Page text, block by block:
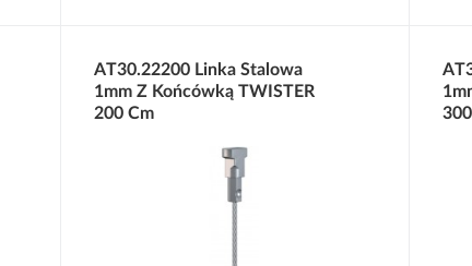
AT30.22200 Linka Stalowa
1mm Z Końcówką TWISTER
200 Cm